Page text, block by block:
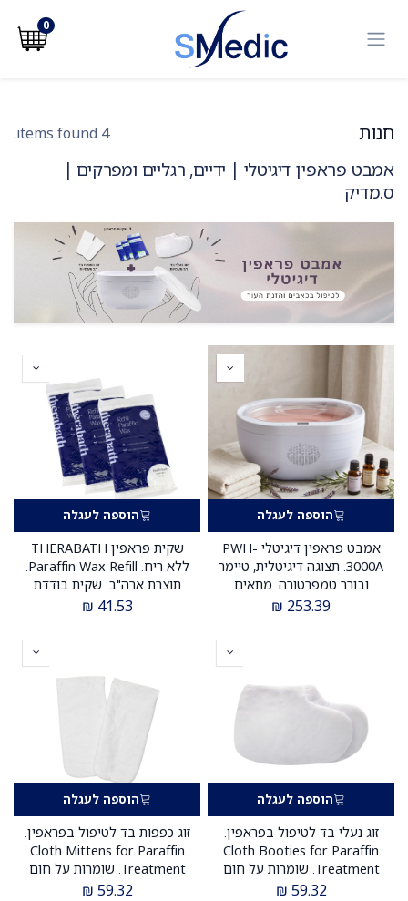
0
חנות 4 items found.
אמבט פראפין דיגיטלי | ידיים, רגליים ומפרקים |
ס.מדיק
הוספה לעגלה
אמבט פראפין דיגיטלי PWH-
3000A. תצוגה דיגיטלית, טיימר
ובורר טמפרטורה. מתאים
לידיים, מרפקים ורגליים עד
253.39
₪
הוספה לעגלה
שקית פראפין THERABATH
תוצרת ארה"ב. שקית בודדת
לאמבט פראפין. ס.מדיק יבוא
41.53
₪
הוספה לעגלה
זוג נעלי בד לטיפול בפראפין.
Cloth Booties for Paraffin
Treatment. שומרות על חום
הגוף לאורך זמן הטיפול. ס.מדיק
59.32
₪
הוספה לעגלה
זוג כפפות בד לטיפול בפראפין.
Cloth Mittens for Paraffin
Treatment. שומרות על חום
הגוף לאורך זמן הטיפול. אחריות
59.32
₪